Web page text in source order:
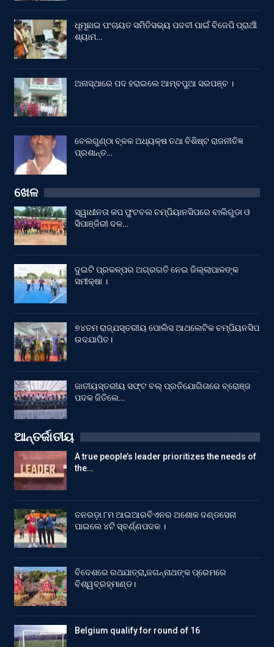
ଧୂମୂଛାଇ ପଂଚାୟତ ସମିତିସଭ୍ୟ ପଦବୀ ପାଇଁ ବିଜେପି ପ୍ରାର୍ଥୀ
ଶ୍ୟାମ…
ଅନାସ୍ଥାରେ ପଦ ହରାଇଲେ ଆମ୍ବପୁଆ ସରପଞ୍ଚ ।
ବେଲଗୁଣ୍ଠା ବ୍ଳକ ଅଧ୍ୟକ୍ଷ ତଥା ବିଶିଷ୍ଟ ରାଜନୀତିଜ୍ଞ
ପ୍ରଶାନ୍ତ…
ଖେଳ
ସ୍ୱାଧୀନତା କପ ଫୁଟବଲ ଚମ୍ପିୟାନସିପରେ ବାଲିଗୁଡା ଓ
ସିପାଞ୍ଜିରୀ ଦଳ…
ଦୁଇଟି ପ୍ରକଳ୍ପର ଅଗ୍ରଗତି ନେଇ ଜିଲ୍ଲାପାଳଙ୍କ
ସମୀକ୍ଷା ।
୭୪ତମ ରାଜ୍ଯସ୍ତରୀୟ ପୋଲିସ ଆଥଲେଟିକ ଚମ୍ପିୟନସିପ
ଉଦଯାପିତ।
ଜାତୀୟସ୍ତରୀୟ ସଫ୍ଟ ବଲ୍ ପ୍ରତିଯୋଗିତାରେ ବ୍ରୋଞ୍ଜ
ପଦକ ଜିତିଲେ…
ଆନ୍ତର୍ଜାତୀୟ
A true people’s leader prioritizes the needs of
the…
ତନରଡ଼ା ୮ମ ଆଇଆରବିଏନର ଅଶୋକ ଦଣ୍ଡସେନା
ପାଇଲେ ୪ଟି ସ୍ବର୍ଣ୍ଣପଦକ ।
ବିଦେଶରେ ରଥଯାତ୍ରା,ଜଗନ୍ନାଥଙ୍କ ପ୍ରେମରେ
ବିଶ୍ୱବ୍ରହ୍ମାଣ୍ଡ।
Belgium qualify for round of 16